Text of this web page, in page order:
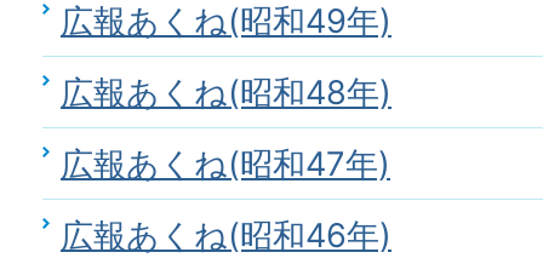
広報あくね(昭和49年)
広報あくね(昭和48年)
広報あくね(昭和47年)
広報あくね(昭和46年)